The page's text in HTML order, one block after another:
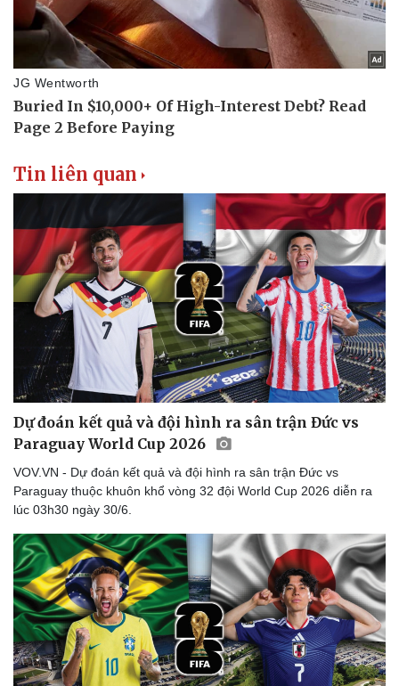
Tin liên quan
Dự đoán kết quả và đội hình ra sân trận Đức vs
Paraguay World Cup 2026
VOV.VN - Dự đoán kết quả và đội hình ra sân trận Đức vs
Paraguay thuộc khuôn khổ vòng 32 đội World Cup 2026 diễn ra
lúc 03h30 ngày 30/6.